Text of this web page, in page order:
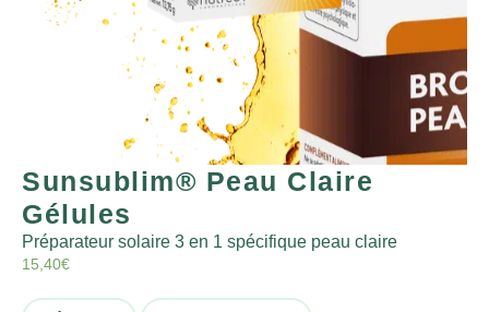
Sunsublim® Peau Claire
Gélules
Préparateur solaire 3 en 1 spécifique peau claire
15,40€